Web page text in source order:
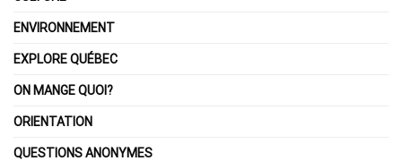
ENVIRONNEMENT
EXPLORE QUÉBEC
ON MANGE QUOI?
ORIENTATION
QUESTIONS ANONYMES